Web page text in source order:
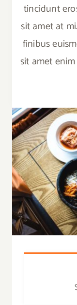
tincidunt
sit amet at
finibus
sit amet